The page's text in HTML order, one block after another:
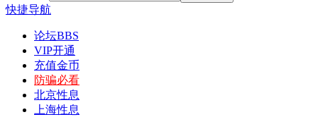
快捷导航
论坛BBS
VIP开通
充值金币
防骗必看
北京性息
上海性息